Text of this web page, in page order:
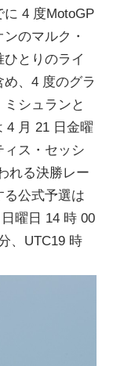
4 度MotoGP
のマルク・
とりのライ
、4 度のグラ
シュランと
4 月 21 日金曜
ィス・セッシ
れる決勝レー
る公式予選は
曜日 14 時 00
、UTC19 時